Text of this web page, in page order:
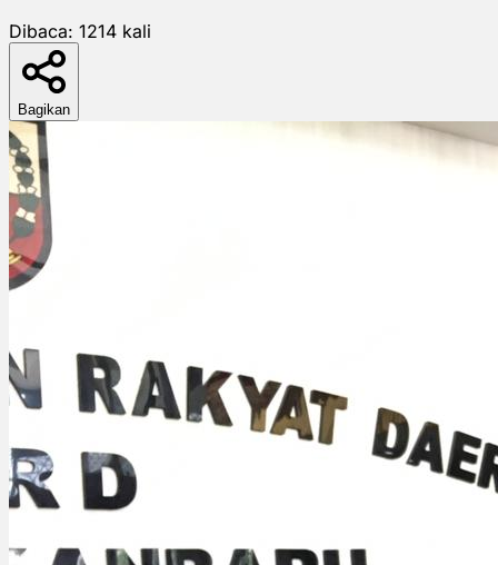
Dibaca: 1214 kali
Bagikan